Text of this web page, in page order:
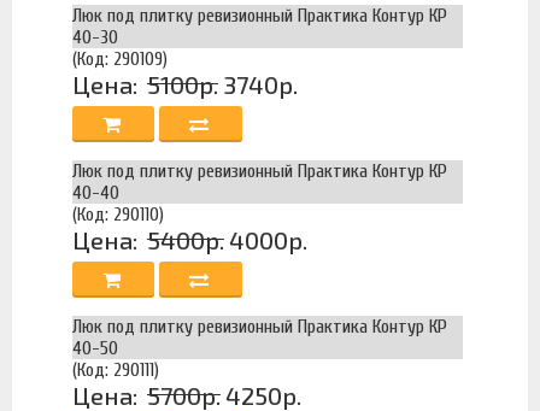
Люк под плитку ревизионный Практика Контур КР
40-30
(Код: 290109)
Цена: 5100р. 3740р.
Люк под плитку ревизионный Практика Контур КР
40-40
(Код: 290110)
Цена: 5400р. 4000р.
Люк под плитку ревизионный Практика Контур КР
40-50
(Код: 290111)
Цена: 5700р. 4250р.